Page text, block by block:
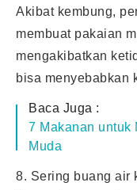
Akibat kembung,
membuat pakaian
mengakibatkan
bisa menyebabkan
Baca Juga :
7 Makanan untuk
Muda
8. Sering buang air